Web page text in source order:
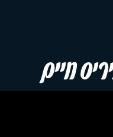
חיים